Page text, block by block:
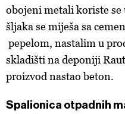
obojeni metali koriste
šljaka se miješa sa
pepelom, nastalim u
skladišti na deponiji
proizvod nastao beton.
Spalionica otpadnih